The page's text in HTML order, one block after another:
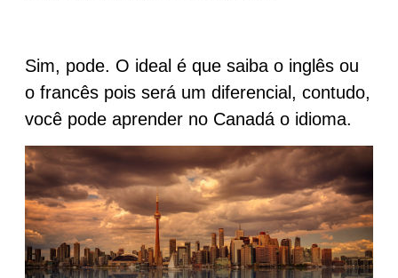
Sim, pode. O ideal é que saiba o inglês ou
o francês pois será um diferencial, contudo,
você pode aprender no Canadá o idioma.